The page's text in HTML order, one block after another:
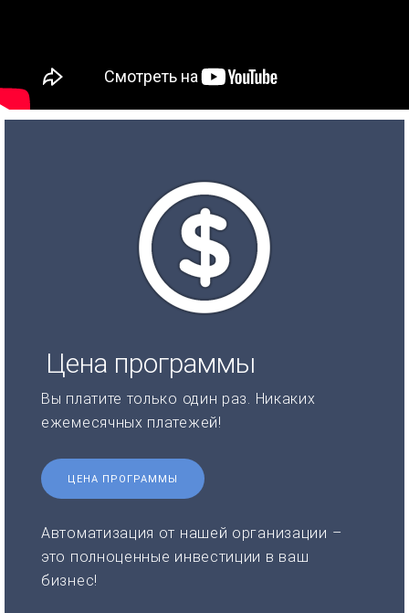
Цена программы
Вы платите только один раз. Никаких
ежемесячных платежей!
ЦЕНА ПРОГРАММЫ
Автоматизация от нашей организации –
это полноценные инвестиции в ваш
бизнес!